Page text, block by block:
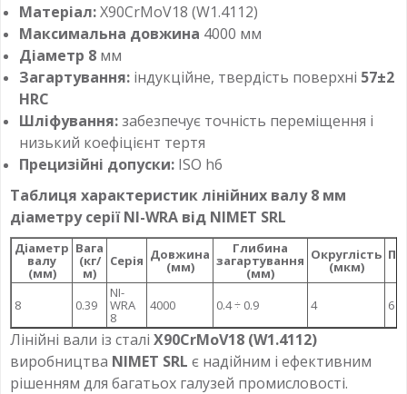
Матеріал:X90CrMoV18 (W1.4112)
Максимальна довжина 4000 мм
Діаметр 8 мм
Загартування: індукційне, твердість поверхні 57±2
HRC
Шліфування:забезпечує точність переміщення і
низький коефіцієнт тертя
Прецизійні допуски: ISO h6
Таблиця характеристик лінійних валу 8 мм
діаметру серії NI-WRA від NIMET SRL
Діаметр
валу
(мм)
Вага
(кг/
м)
Серія Довжина
(мм)
Глибина
загартування
(мм)
Округлість
(мкм)
8 0.39
NI-
WRA
8
4000 0.4 ÷ 0.9 4 6
Лінійні вали із сталі X90CrMoV18 (W1.4112)
виробництва NIMET SRL є надійним і ефективним
рішенням для багатьох галузей промисловості.